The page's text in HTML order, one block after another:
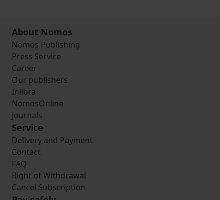
About Nomos
Nomos Publishing
Press Service
Career
Our publishers
Inlibra
NomosOnline
Journals
Service
Delivery and Payment
Contact
FAQ
Right of Withdrawal
Cancel Subscription